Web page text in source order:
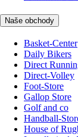
Naše obchody
Basket-Center
Daily Bikers
Direct
Direct-Volley
Foot-Store
Gallop Store
Golf and co
Handball-
House of